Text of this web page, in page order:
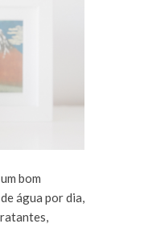
bom
água por dia,